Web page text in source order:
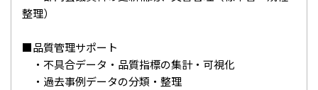
整理）
■品質管理サポート
・不具合データ・品質指標の集計・可視化
・過去事例データの分類・整理